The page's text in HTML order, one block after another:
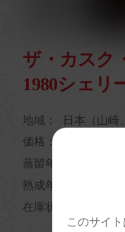
このサイ
ザ・カスク
1980シェリ
地域：
日本（山崎
価格：
蒸留年：
熟成年数：
在庫状況：